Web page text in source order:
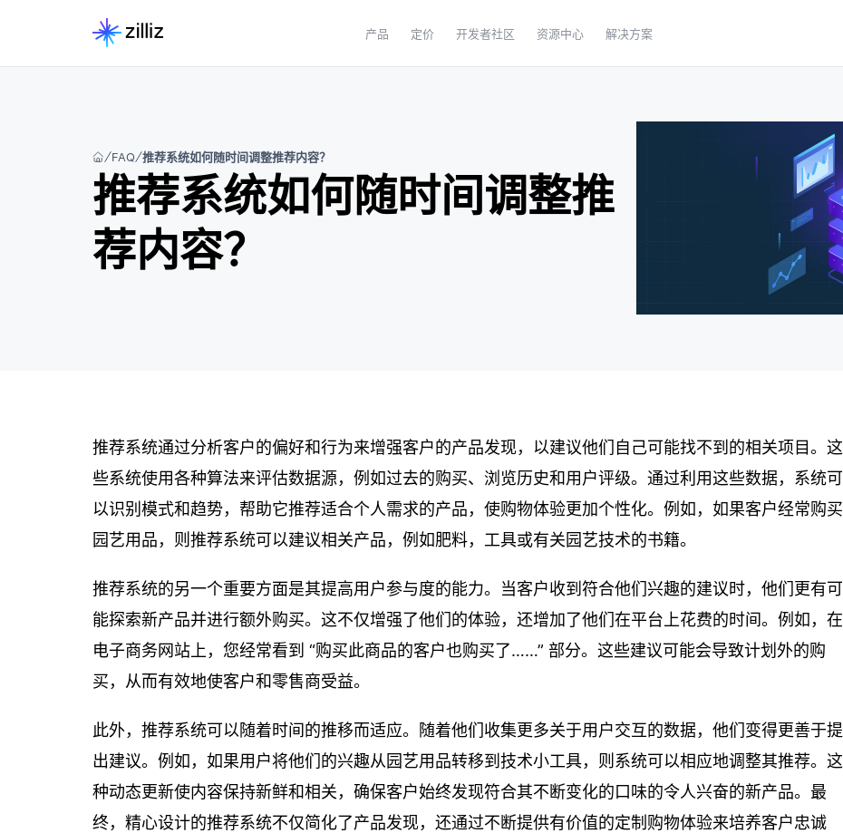
产品 定价 开发者社区 资源中心 解决方案
FAQ 推荐系统如何随时间调整推荐内容？
推荐系统如何随时间调整推
荐内容？
推荐系统通过分析客户的偏好和行为来增强客户的产品发现，以建议他们自己可能找不到的相关项目。这
些系统使用各种算法来评估数据源，例如过去的购买、浏览历史和用户评级。通过利用这些数据，系统可
以识别模式和趋势，帮助它推荐适合个人需求的产品，使购物体验更加个性化。例如，如果客户经常购买
园艺用品，则推荐系统可以建议相关产品，例如肥料，工具或有关园艺技术的书籍。
推荐系统的另一个重要方面是其提高用户参与度的能力。当客户收到符合他们兴趣的建议时，他们更有可
能探索新产品并进行额外购买。这不仅增强了他们的体验，还增加了他们在平台上花费的时间。例如，在
电子商务网站上，您经常看到 “购买此商品的客户也购买了……” 部分。这些建议可能会导致计划外的购
买，从而有效地使客户和零售商受益。
此外，推荐系统可以随着时间的推移而适应。随着他们收集更多关于用户交互的数据，他们变得更善于提
出建议。例如，如果用户将他们的兴趣从园艺用品转移到技术小工具，则系统可以相应地调整其推荐。这
种动态更新使内容保持新鲜和相关，确保客户始终发现符合其不断变化的口味的令人兴奋的新产品。最
终，精心设计的推荐系统不仅简化了产品发现，还通过不断提供有价值的定制购物体验来培养客户忠诚